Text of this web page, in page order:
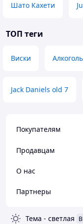
Шато Кахети
ТОП теги
Виски
Jack Daniels old 7
Покупателям
Продавцам
О нас
Партнеры
Тема - светлая